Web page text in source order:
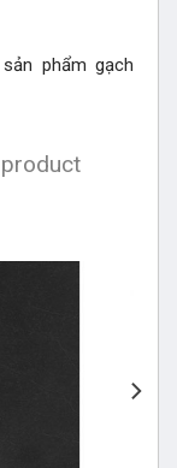
phẩm gạch